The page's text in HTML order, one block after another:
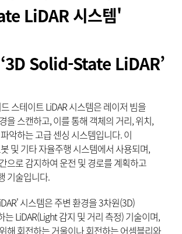
LiDAR 시스템'
Solid-State LiDAR’
스테이트 LiDAR 시스템은 레이저 빔을
을 스캔하고, 이를 통해 객체의 거리, 위치,
악하는 고급 센싱 시스템입니다. 이
및 기타 자율주행 시스템에서 사용되며,
으로 감지하여 운전 및 경로를 계획하고
기술입니다.
시스템은 주변 환경을 3차원(3D)
는 LiDAR(Light 감지 및 거리 측정) 기술이며,
해 회전하는 거울이나 회전하는 어셈블리와